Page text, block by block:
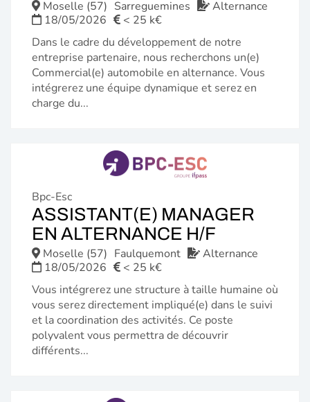
Moselle (57) Sarreguemines
Alternance
18/05/2026
< 25 k€
Dans le cadre du développement de notre
entreprise partenaire, nous recherchons un(e)
Commercial(e) automobile en alternance. Vous
intégrerez une équipe dynamique et serez en
charge du...
Bpc-Esc
ASSISTANT(E) MANAGER
EN ALTERNANCE H/F
FENÊTRE)
Moselle (57) Faulquemont
Alternance
18/05/2026
< 25 k€
Vous intégrerez une structure à taille humaine où
vous serez directement impliqué(e) dans le suivi
et la coordination des activités. Ce poste
polyvalent vous permettra de découvrir
différents...